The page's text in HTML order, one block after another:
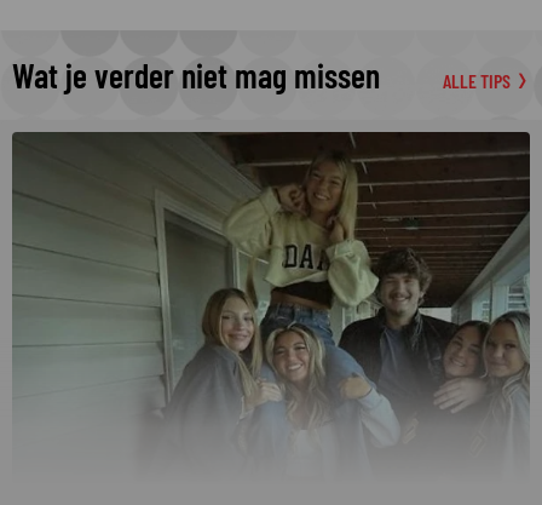
Wat je verder niet mag missen ALLE TIPS